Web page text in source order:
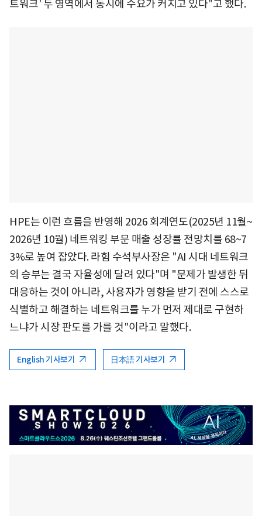
트워크' 두 영역에서 동시에 수요가 커지고 있다"고 했다.
HPE는 이런 흐름을 반영해 2026 회계연도(2025년 11월~
2026년 10월) 네트워킹 부문 매출 성장률 전망치를 68~7
3%로 높여 잡았다. 라힘 수석부사장은 "AI 시대 네트워크
의 승부는 결국 자율성에 달려 있다"며 "문제가 발생한 뒤
대응하는 것이 아니라, 사용자가 영향을 받기 전에 스스로
식별하고 해결하는 네트워크를 누가 먼저 제대로 구현하
느냐가 시장 판도를 가를 것"이라고 말했다.
English 기사보기 日本語 기사보기